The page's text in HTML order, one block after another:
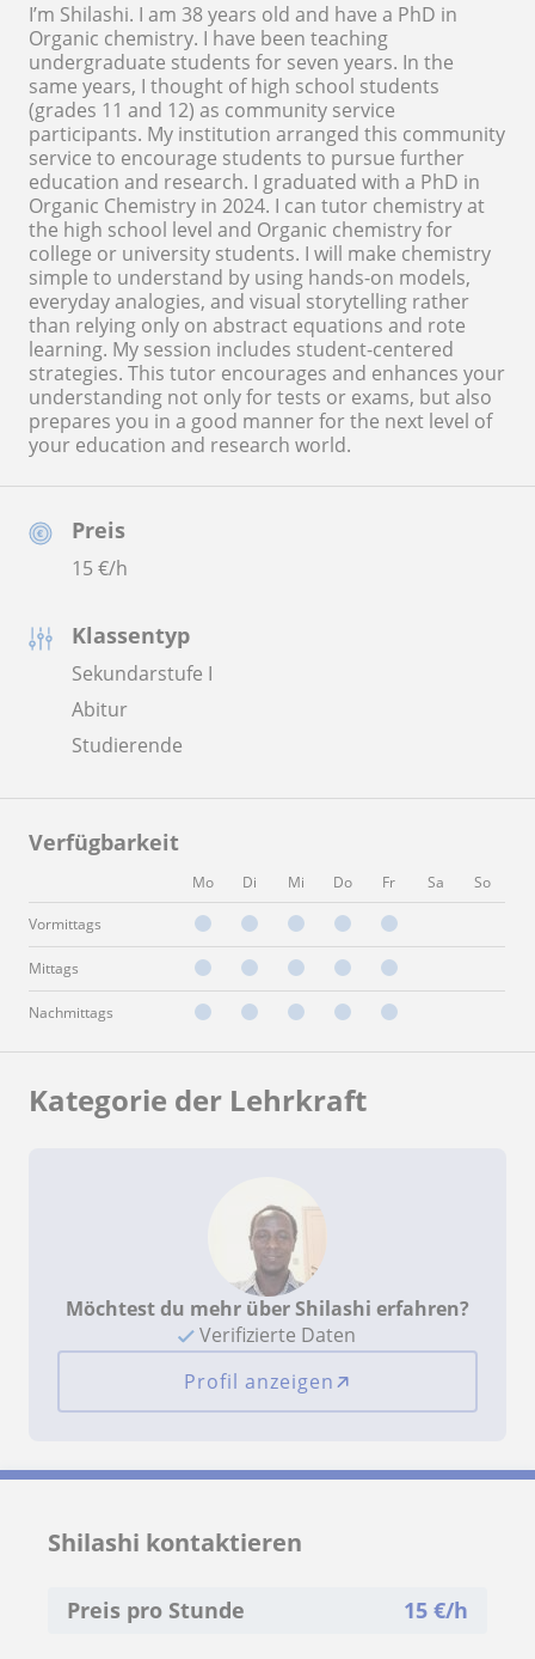
Preis
15€/h
Klassentyp
Sekundarstufe I
Abitur
Studierende
Verfügbarkeit
Mo Di Mi Do Fr Sa So
Vormittags
Mittags
Nachmittags
I’m Shilashi. I am 38 years old and have a PhD in
Organic chemistry. I have been teaching
undergraduate students for seven years. In the
same years, I thought of high school students
(grades 11 and 12) as community service
participants. My institution arranged this community
service to encourage students to pursue further
education and research. I graduated with a PhD in
Organic Chemistry in 2024. I can tutor chemistry at
the high school level and Organic chemistry for
college or university students. I will make chemistry
simple to understand by using hands-on models,
everyday analogies, and visual storytelling rather
than relying only on abstract equations and rote
learning. My session includes student-centered
strategies. This tutor encourages and enhances your
understanding not only for tests or exams, but also
prepares you in a good manner for the next level of
your education and research world.
Kategorie der Lehrkraft
Möchtest du mehr über Shilashi erfahren?
Verifizierte Daten
Profil anzeigen
Shilashi kontaktieren
Preis pro Stunde 15€/h